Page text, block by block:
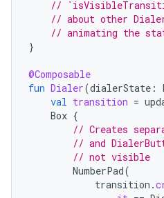
//
// about other
// animating the
}
@Composable
fun Dialer(dialerState :
val transition =
Box {
// Creates
// and
// not visible
NumberPad(
transition .